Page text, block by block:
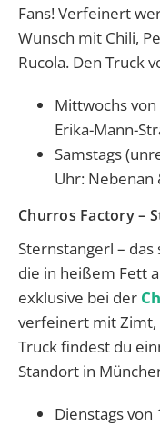
Fans! Verfeinert
Wunsch mit Chili,
Rucola. Den Truck
Mittwochs von
Erika-Mann-
Samstags
Uhr: Nebenan
Churros Factory ­–
Sternstangerl –
die in heißem Fett
exklusive bei der
verfeinert mit Zimt,
Truck findest du
Standort in
Dienstags